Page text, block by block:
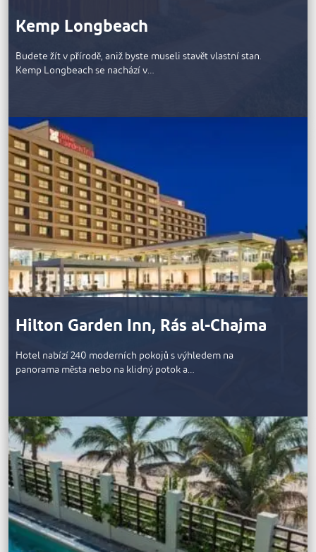
Kemp Longbeach
Budete žít v přírodě, aniž byste museli stavět vlastní stan.
Kemp Longbeach se nachází v…
Hilton Garden Inn, Rás al-Chajma
Hotel nabízí 240 moderních pokojů s výhledem na
panorama města nebo na klidný potok a…